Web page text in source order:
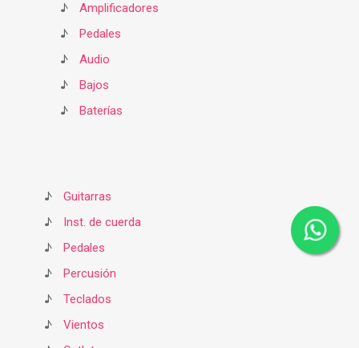
♪
Amplificadores
♪
Pedales
♪
Audio
♪
Bajos
♪
Baterías
♪
Guitarras
♪
Inst. de cuerda
♪
Pedales
♪
Percusión
♪
Teclados
♪
Vientos